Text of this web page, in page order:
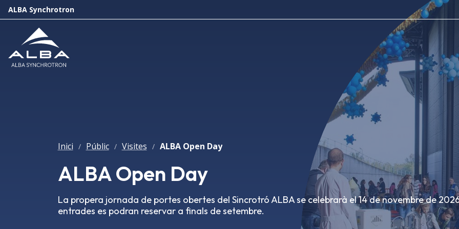
ALBA Synchrotron
Inici / Públic / Visites / ALBA Open Day
ALBA Open Day
La propera jornada de portes obertes del Sincrotró ALBA se celebrarà el 14 de novembre de
entrades es podran reservar a finals de setembre.